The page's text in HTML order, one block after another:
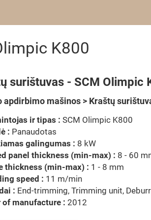
K800
surištuvas - SCM Olimpic
apdirbimo mašinos > Kraštų
ir tipas : SCM Olimpic K800
: Panaudotas
galingumas : 8 kW
panel thickness (min-max) : 8 - 60
thickness (min-max) : 1 - 8 mm
speed : 11 m/min
: End-trimming, Trimming unit,
of manufacture : 2012